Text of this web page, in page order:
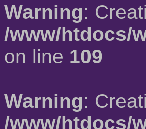
Warning:
/www/htdocs/
on line 109
Warning:
/www/htdocs/